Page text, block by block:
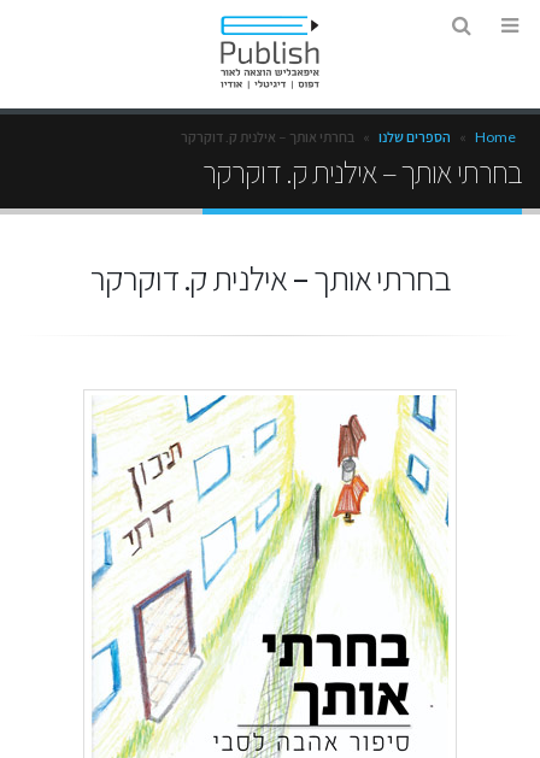
Home
» הספרים שלנו » בחרתי אותך – אילנית ק. דוקרקר
בחרתי אותך – אילנית ק. דוקרקר
בחרתי אותך – אילנית ק. דוקרקר